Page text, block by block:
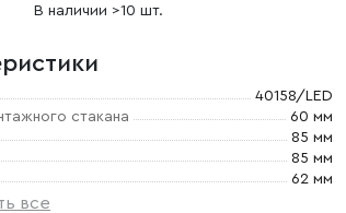
В наличии >10 шт.
40158/LED
стакана
60 мм
85 мм
85 мм
62 мм
все